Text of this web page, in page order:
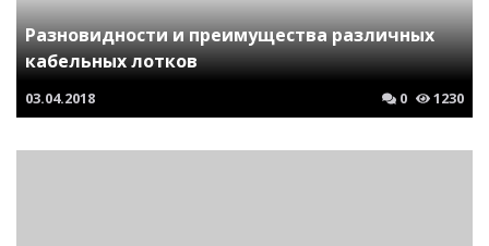
Разновидности и преимущества различных
кабельных лотков
03.04.2018 0 1230